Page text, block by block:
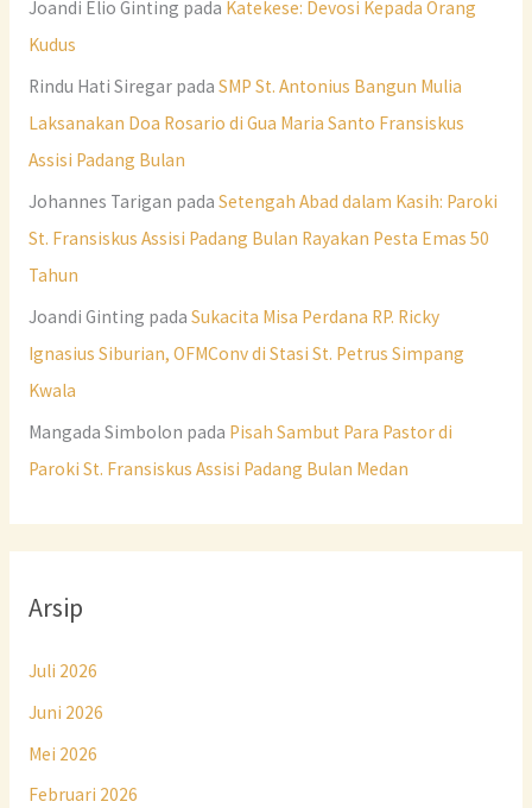
Joandi Elio Ginting pada Katekese: Devosi Kepada Orang
Kudus
Rindu Hati Siregarpada SMP St. Antonius Bangun Mulia
Laksanakan Doa Rosario di Gua Maria Santo Fransiskus
Assisi Padang Bulan
Johannes Tarigan pada Setengah Abad dalam Kasih: Paroki
St. Fransiskus Assisi Padang Bulan Rayakan Pesta Emas 50
Tahun
Joandi Ginting pada Sukacita Misa Perdana RP. Ricky
Ignasius Siburian, OFMConv di Stasi St. Petrus Simpang
Kwala
Mangada Simbolon pada Pisah Sambut Para Pastor di
Paroki St. Fransiskus Assisi Padang Bulan Medan
Arsip
Juli 2026
Juni 2026
Mei 2026
Februari 2026